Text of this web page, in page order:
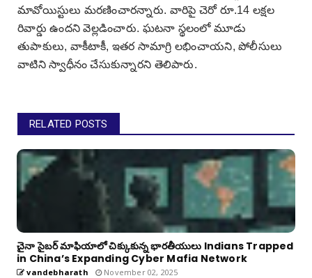
మావోయిస్టులు మరణించారన్నారు. వారిపై చెరో రూ.14 లక్షల
రివార్డు ఉందని వెల్లడించారు. ఘటనా స్థలంలో మూడు
తుపాకులు, వాకీటాకీ, ఇతర సామాగ్రి లభించాయని, పోలీసులు
వాటిని స్వాధీనం చేసుకున్నారని తెలిపారు.
RELATED POSTS
చైనా సైబర్ మాఫియాలో చిక్కుకున్న భారతీయులు Indians Trapped
in China’s Expanding Cyber Mafia Network
vandebharath November 02, 2025